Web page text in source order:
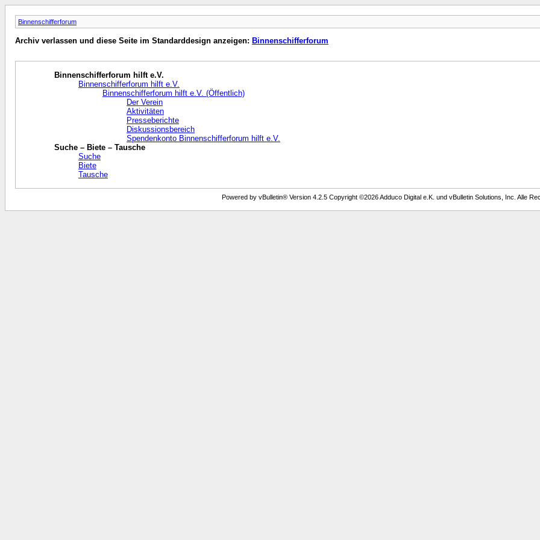
Binnenschifferforum
Archiv verlassen und diese Seite im Standarddesign anzeigen: Binnenschifferforum
Binnenschifferforum hilft e.V.
Binnenschifferforum hilft e.V.
Binnenschifferforum hilft e.V. (Öffentlich)
Der Verein
Aktivitäten
Presseberichte
Diskussionsbereich
Spendenkonto Binnenschifferforum hilft e.V.
Suche – Biete – Tausche
Suche
Biete
Tausche
Powered by vBulletin® Version 4.2.5 Copyright ©2026 Adduco Digital e.K. und vBulletin Solutions, Inc. Alle